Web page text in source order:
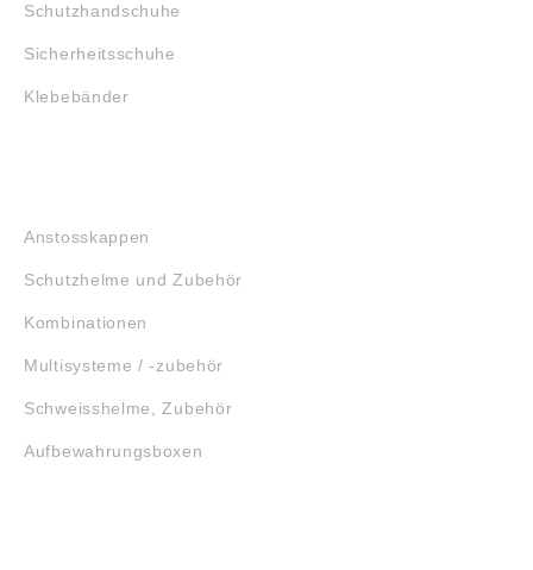
Schutzhandschuhe
Sicherheitsschuhe
Klebebänder
Anstosskappen
Schutzhelme und Zubehör
Kombinationen
Multisysteme / -zubehör
Schweisshelme, Zubehör
Aufbewahrungsboxen